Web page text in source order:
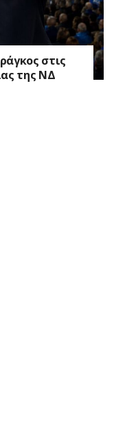
στις
της ΝΔ